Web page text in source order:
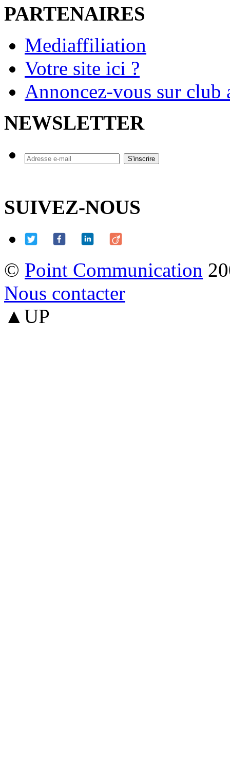
PARTENAIRES
Mediaffiliation
Votre site ici ?
Annoncez-vous sur
NEWSLETTER
SUIVEZ-NOUS
© Point Communication
Nous contacter
▲UP